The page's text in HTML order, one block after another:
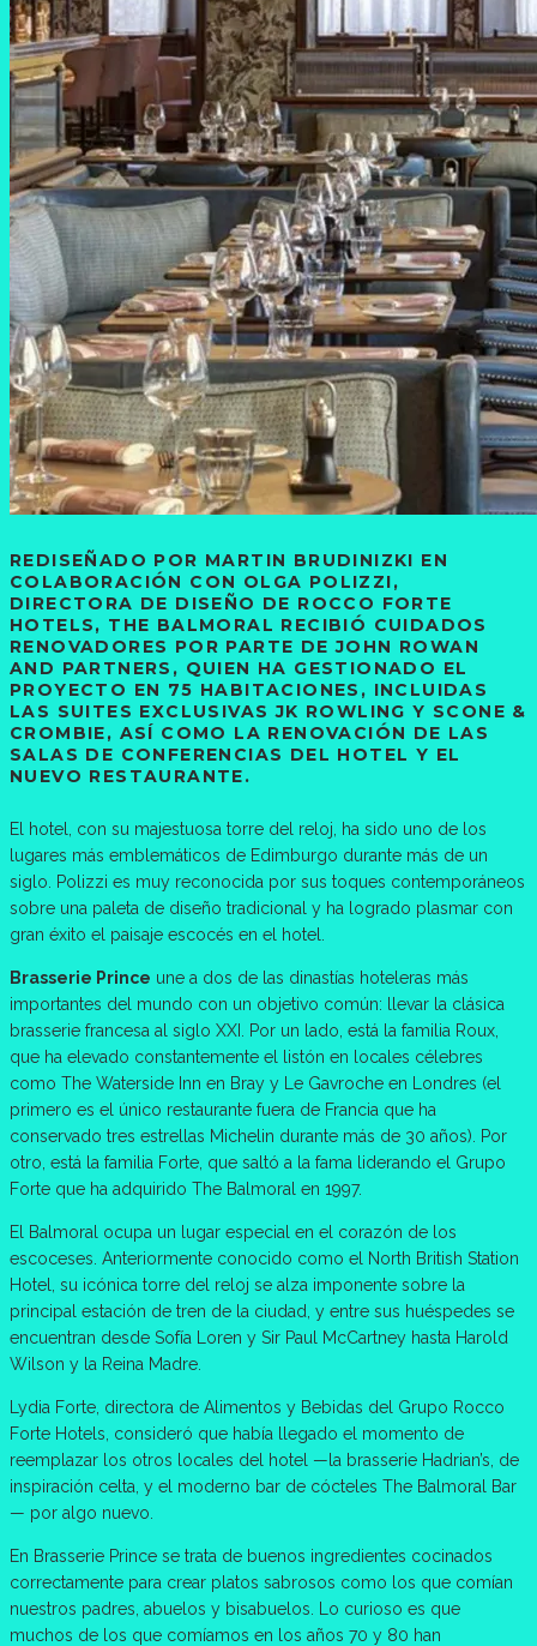
REDISEÑADO POR MARTIN BRUDINIZKI EN
COLABORACIÓN CON OLGA POLIZZI,
DIRECTORA DE DISEÑO DE ROCCO FORTE
HOTELS, THE BALMORAL RECIBIÓ CUIDADOS
RENOVADORES POR PARTE DE JOHN ROWAN
AND PARTNERS, QUIEN HA GESTIONADO EL
PROYECTO EN 75 HABITACIONES, INCLUIDAS
LAS SUITES EXCLUSIVAS JK ROWLING Y SCONE &
CROMBIE, ASÍ COMO LA RENOVACIÓN DE LAS
SALAS DE CONFERENCIAS DEL HOTEL Y EL
NUEVO RESTAURANTE.
El hotel, con su majestuosa torre del reloj, ha sido uno de los
lugares más emblemáticos de Edimburgo durante más de un
siglo. Polizzi es muy reconocida por sus toques contemporáneos
sobre una paleta de diseño tradicional y ha logrado plasmar con
gran éxito el paisaje escocés en el hotel.
Brasserie Prince une a dos de las dinastías hoteleras más
importantes del mundo con un objetivo común: llevar la clásica
brasserie francesa al siglo XXI. Por un lado, está la familia Roux,
que ha elevado constantemente el listón en locales célebres
como The Waterside Inn en Bray y Le Gavroche en Londres (el
primero es el único restaurante fuera de Francia que ha
conservado tres estrellas Michelin durante más de 30 años). Por
otro, está la familia Forte, que saltó a la fama liderando el Grupo
Forte que ha adquirido The Balmoral en 1997.
El Balmoral ocupa un lugar especial en el corazón de los
escoceses. Anteriormente conocido como el North British Station
Hotel, su icónica torre del reloj se alza imponente sobre la
principal estación de tren de la ciudad, y entre sus huéspedes se
encuentran desde Sofía Loren y Sir Paul McCartney hasta Harold
Wilson y la Reina Madre.
Lydia Forte, directora de Alimentos y Bebidas del Grupo Rocco
Forte Hotels, consideró que había llegado el momento de
reemplazar los otros locales del hotel —la brasserie Hadrian’s, de
inspiración celta, y el moderno bar de cócteles The Balmoral Bar
— por algo nuevo.
En Brasserie Prince se trata de buenos ingredientes cocinados
correctamente para crear platos sabrosos como los que comían
nuestros padres, abuelos y bisabuelos. Lo curioso es que
muchos de los que comíamos en los años 70 y 80 han